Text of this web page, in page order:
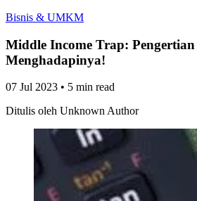
Bisnis & UMKM
Middle Income Trap:
Menghadapinya!
07 Jul 2023 • 5 min read
Ditulis oleh Unknown Author